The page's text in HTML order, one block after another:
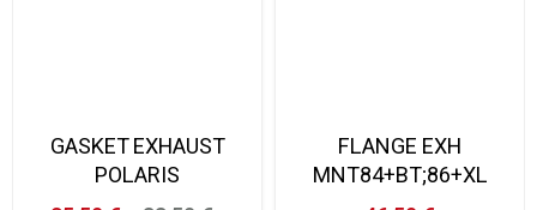
GASKET EXHAUST
POLARIS
FLANGE EXH
MNT84+BT;86+XL